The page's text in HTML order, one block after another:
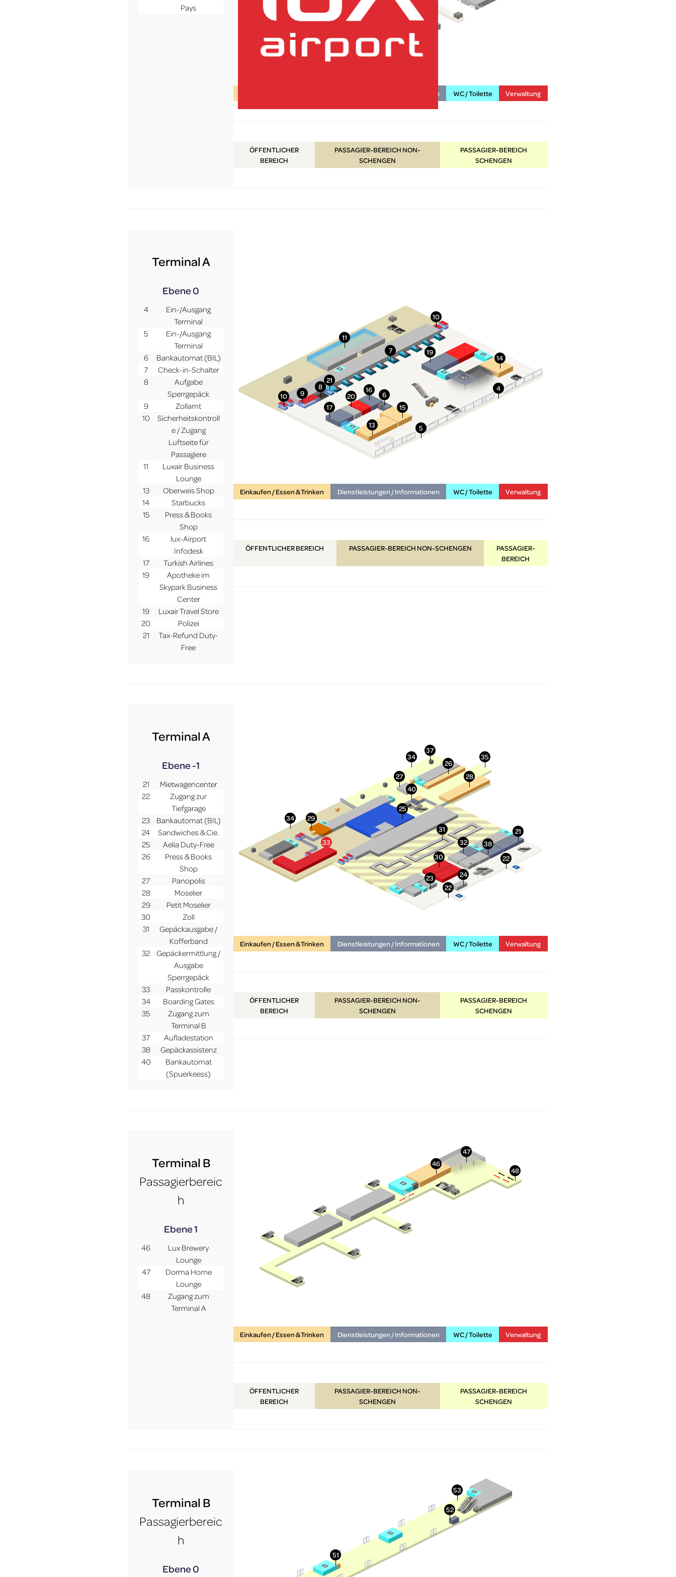
Facebook
XYouTube
Instagram
Pays
Dienstleistungen / Informationen WC / Toilette Verwaltung
ÖFFENTLICHER
BEREICH
PASSAGIER-BEREICH NON-
SCHENGEN
PASSAGIER-BEREICH
SCHENGEN
Terminal A
Ebene 0
4
Ein-/Ausgang
Terminal
5
Ein-/Ausgang
Terminal
6
Bankautomat (BIL)
7
Check-in-Schalter
8
Aufgabe
Sperrgepäck
9
Zollamt
10
Sicherheitskontroll
e / Zugang
Luftseite für
Passagiere
11
Luxair Business
Lounge
13
Oberweis Shop
14
Starbucks
15
Press & Books
Shop
16
lux-Airport
Infodesk
17
Turkish Airlines
19
Apotheke im
Skypark Business
Center
19
Luxair Travel Store
20
Polizei
21
Tax-Refund Duty-
Free
Einkaufen / Essen & Trinken Dienstleistungen / Informationen WC / Toilette Verwaltung
ÖFFENTLICHERBEREICH PASSAGIER-BEREICH NON-SCHENGEN
PASSAGIER-
BEREICH
Terminal A
Ebene -1
21
Mietwagencenter
22
Zugang zur
Tiefgarage
23
Bankautomat (BIL)
24
Sandwiches & Cie.
25
Aelia Duty-Free
26
Press & Books
Shop
27
Panopolis
28
Moselier
29
Petit Moselier
30
Zoll
31
Gepäckausgabe /
Kofferband
32
Gepäckermittlung /
Ausgabe
Sperrgepäck
33
Passkontrolle
34
Boarding Gates
35
Zugang zum
Terminal B
37
Aufladestation
38
Gepäckassistenz
40
Bankautomat
(Spuerkeess)
Einkaufen / Essen & Trinken Dienstleistungen / Informationen WC / Toilette Verwaltung
ÖFFENTLICHER
BEREICH
PASSAGIER-BEREICH NON-
SCHENGEN
PASSAGIER-BEREICH
SCHENGEN
Terminal B
Passagierbereic
h
Ebene 1
46
Lux Brewery
Lounge
47
Dorma Home
Lounge
48
Zugang zum
Terminal A
Einkaufen / Essen & Trinken Dienstleistungen / Informationen WC / Toilette Verwaltung
ÖFFENTLICHER
BEREICH
PASSAGIER-BEREICH NON-
SCHENGEN
PASSAGIER-BEREICH
SCHENGEN
Terminal B
Passagierbereic
h
Ebene 0